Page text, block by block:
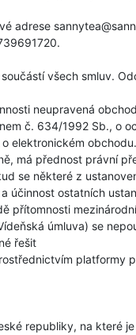
adrese
všech smluv.
neupravená
č. 634/1992 Sb., o
elektronickém
má přednost právní
se některé z
ostatních
přítomnosti
úmluva) se
řešit
platformy
republiky, na které